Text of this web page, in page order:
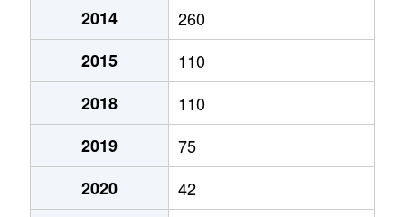
2014
260
2015
110
2018
110
2019
75
2020
42